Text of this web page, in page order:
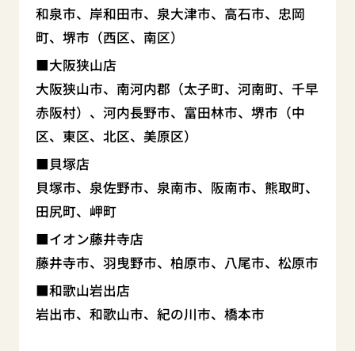
和泉市、岸和田市、泉大津市、高石市、忠岡
町、堺市（西区、南区）
大阪狭山店
大阪狭山市、南河内郡（太子町、河南町、千早
赤阪村）、河内長野市、富田林市、堺市（中
区、東区、北区、美原区）
貝塚店
貝塚市、泉佐野市、泉南市、阪南市、熊取町、
田尻町、岬町
イオン藤井寺店
藤井寺市、羽曳野市、柏原市、八尾市、松原市
和歌山岩出店
岩出市、和歌山市、紀の川市、橋本市